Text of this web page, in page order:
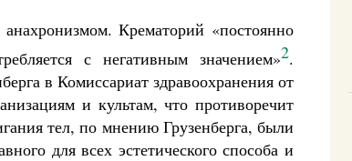
Крематорий «постоянно
с негативным значением»2.
в Комиссариат здравоохранения от
и культам, что противоречит
тел, по мнению Грузенберга, были
для всех эстетического способа и